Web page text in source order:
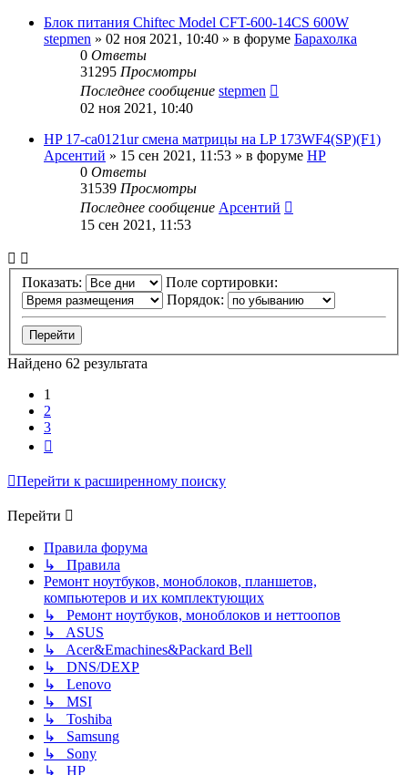
Блок питания Chiftec Model CFT-600-14CS 600W
stepmen » 02 ноя 2021, 10:40 » в форуме Барахолка
0 Ответы
31295 Просмотры
Последнее сообщение stepmen
02 ноя 2021, 10:40
HP 17-ca0121ur смена матрицы на LP 173WF4(SP)(F1)
Арсентий » 15 сен 2021, 11:53 » в форуме HP
0 Ответы
31539 Просмотры
Последнее сообщение Арсентий
15 сен 2021, 11:53
Показать:
Поле сортировки:
Порядок:
Найдено 62 результата
1
2
3
Перейти к расширенному поиску
Перейти
Правила форума
↳ Правила
Ремонт ноутбуков, моноблоков, планшетов,
компьютеров и их комплектующих
↳ Ремонт ноутбуков, моноблоков и неттоопов
↳ ASUS
↳ Acer&Emachines&Packard Bell
↳ DNS/DEXP
↳ Lenovo
↳ MSI
↳ Toshiba
↳ Samsung
↳ Sony
↳ HP